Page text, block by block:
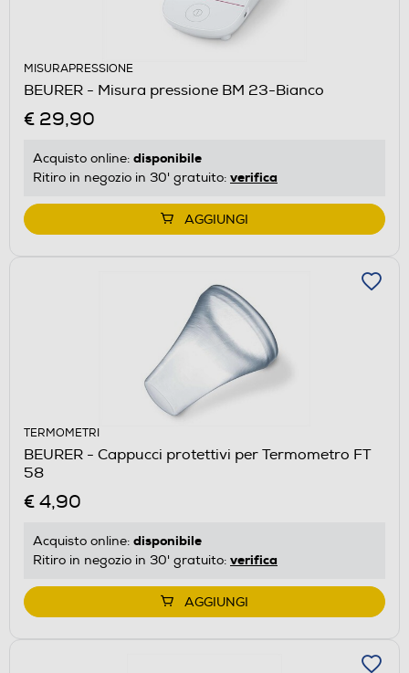
MISURAPRESSIONE
BEURER - Misura pressione BM 23-Bianco
€ 29,90
Acquisto online: disponibile
Ritiro in negozio in 30' gratuito: verifica
AGGIUNGI
TERMOMETRI
BEURER - Cappucci protettivi per Termometro FT
58
€ 4,90
Acquisto online: disponibile
Ritiro in negozio in 30' gratuito: verifica
AGGIUNGI